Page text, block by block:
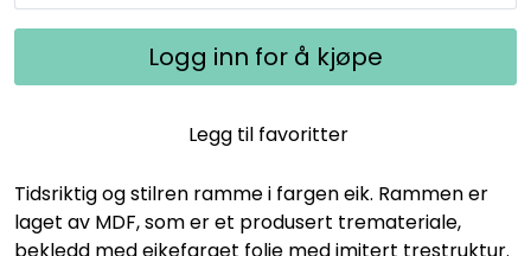
Logg inn for å kjøpe
Legg til favoritter
Tidsriktig og stilren ramme i fargen eik. Rammen er
laget av MDF, som er et produsert tremateriale,